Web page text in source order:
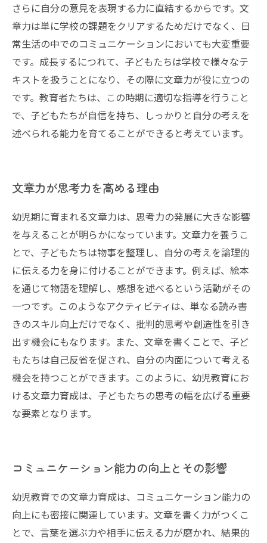
さらに自分の意見を表現する力に直結するからです。文
章力は単に学校の課題をクリアするためだけでなく、日
常生活の中でのコミュニケーションにおいても大変重要
です。成長するにつれて、子どもたちは学校で様々なテ
キストを扱うことになり、その際に文章力が役に立つの
です。教育者たちは、この時期に適切な指導を行うこと
で、子どもたちが自信を持ち、しっかりと自分の考えを
述べられる能力を育てることができると考えています。
文章力が思考力を高める理由
幼児期に育まれる文章力は、思考力の発展に大きな影響
を与えることが明らかになっています。文章力を養うこ
とで、子どもたちは物事を整理し、自分の考えを論理的
に伝える力を身に付けることができます。例えば、絵本
を通じて物語を理解し、感想を述べるという活動がその
一つです。このようなアクティビティは、単なる読み書
きのスキル向上だけでなく、批判的思考や創造性を引き
出す機会にもなります。また、文章を書くことで、子ど
もたちは自己反省を促され、自分の内面について考える
機会を持つことができます。このように、幼児教育にお
ける文章力育成は、子どもたちの思考の幅を広げる重要
な要素となります。
コミュニケーション能力の向上とその影響
幼児教育での文章力育成は、コミュニケーション能力の
向上にも密接に関連しています。文章を書く力がつくこ
とで、言葉を選ぶ力や相手に伝える力が磨かれ、結果的